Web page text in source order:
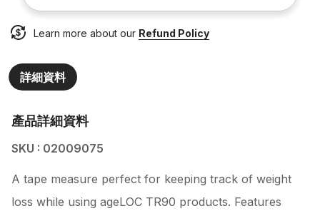
Learn more about our Refund Policy
詳細資料
產品詳細資料
SKU : 02009075
A tape measure perfect for keeping track of weight
loss while using ageLOC TR90 products. Features